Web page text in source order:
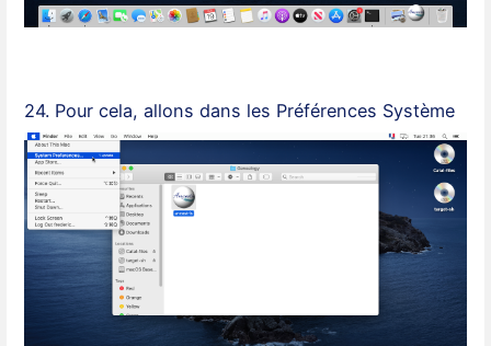
24. Pour cela, allons dans les Préférences Système